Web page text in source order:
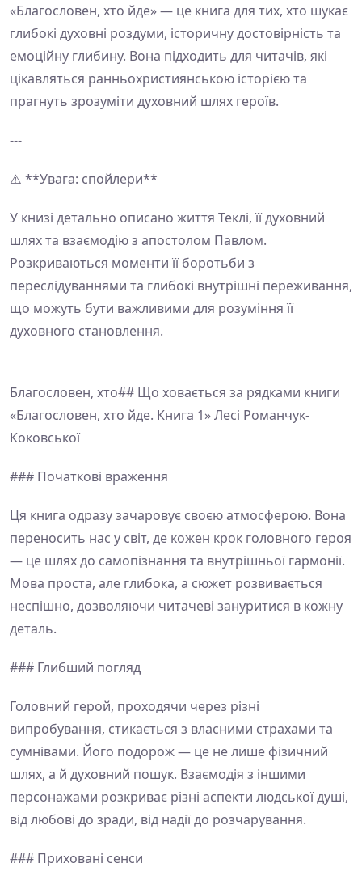
«Благословен, хто йде» — це книга для тих, хто шукає
глибокі духовні роздуми, історичну достовірність та
емоційну глибину. Вона підходить для читачів, які
цікавляться ранньохристиянською історією та
прагнуть зрозуміти духовний шлях героїв.
---
⚠️ **Увага: спойлери**
У книзі детально описано життя Теклі, її духовний
шлях та взаємодію з апостолом Павлом.
Розкриваються моменти її боротьби з
переслідуваннями та глибокі внутрішні переживання,
що можуть бути важливими для розуміння її
духовного становлення.
Благословен, хто## Що ховається за рядками книги
«Благословен, хто йде. Книга 1» Лесі Романчук-
Коковської
### Початкові враження
Ця книга одразу зачаровує своєю атмосферою. Вона
переносить нас у світ, де кожен крок головного героя
— це шлях до самопізнання та внутрішньої гармонії.
Мова проста, але глибока, а сюжет розвивається
неспішно, дозволяючи читачеві зануритися в кожну
деталь.
### Глибший погляд
Головний герой, проходячи через різні
випробування, стикається з власними страхами та
сумнівами. Його подорож — це не лише фізичний
шлях, а й духовний пошук. Взаємодія з іншими
персонажами розкриває різні аспекти людської душі,
від любові до зради, від надії до розчарування.
### Приховані сенси